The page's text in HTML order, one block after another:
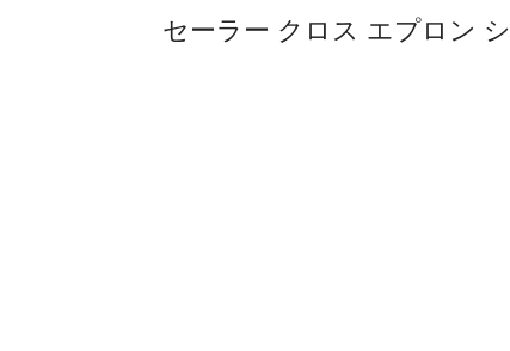
セーラー クロス エプロン